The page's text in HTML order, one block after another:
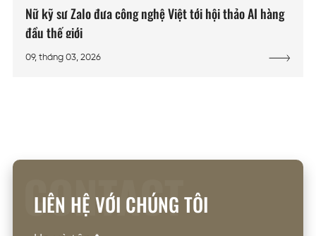
Nữ kỹ sư Zalo đưa công nghệ Việt tới hội thảo AI hàng
đầu thế giới
09, tháng 03, 2026
CONTACT
LIÊN HỆ VỚI CHÚNG TÔI